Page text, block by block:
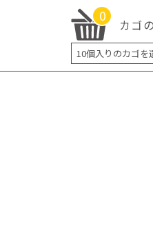
0
カゴ
10個入りのカゴ
5個入り